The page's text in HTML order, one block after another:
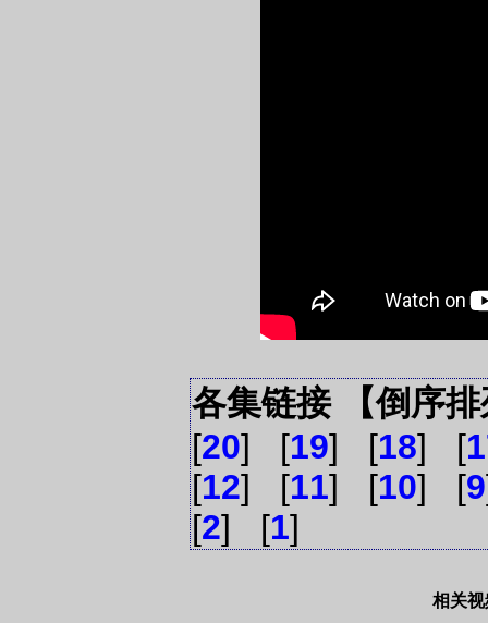
各集链接 【倒序
[20] [19] [18] [
[12] [11] [10] [9
[2] [1]
相关